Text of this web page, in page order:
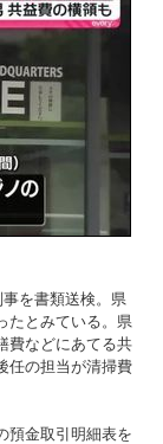
を書類送検。県
たとみている。県
費などにあてる共
任の担当が清掃費
預金取引明細表を